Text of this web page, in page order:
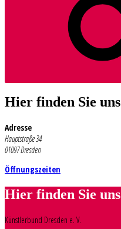
Hier finden Sie uns
Adresse
Hauptstraße 34
01097 Dresden
Öffnungszeiten
Hier finden Sie uns
Künstlerbund Dresden e. V.